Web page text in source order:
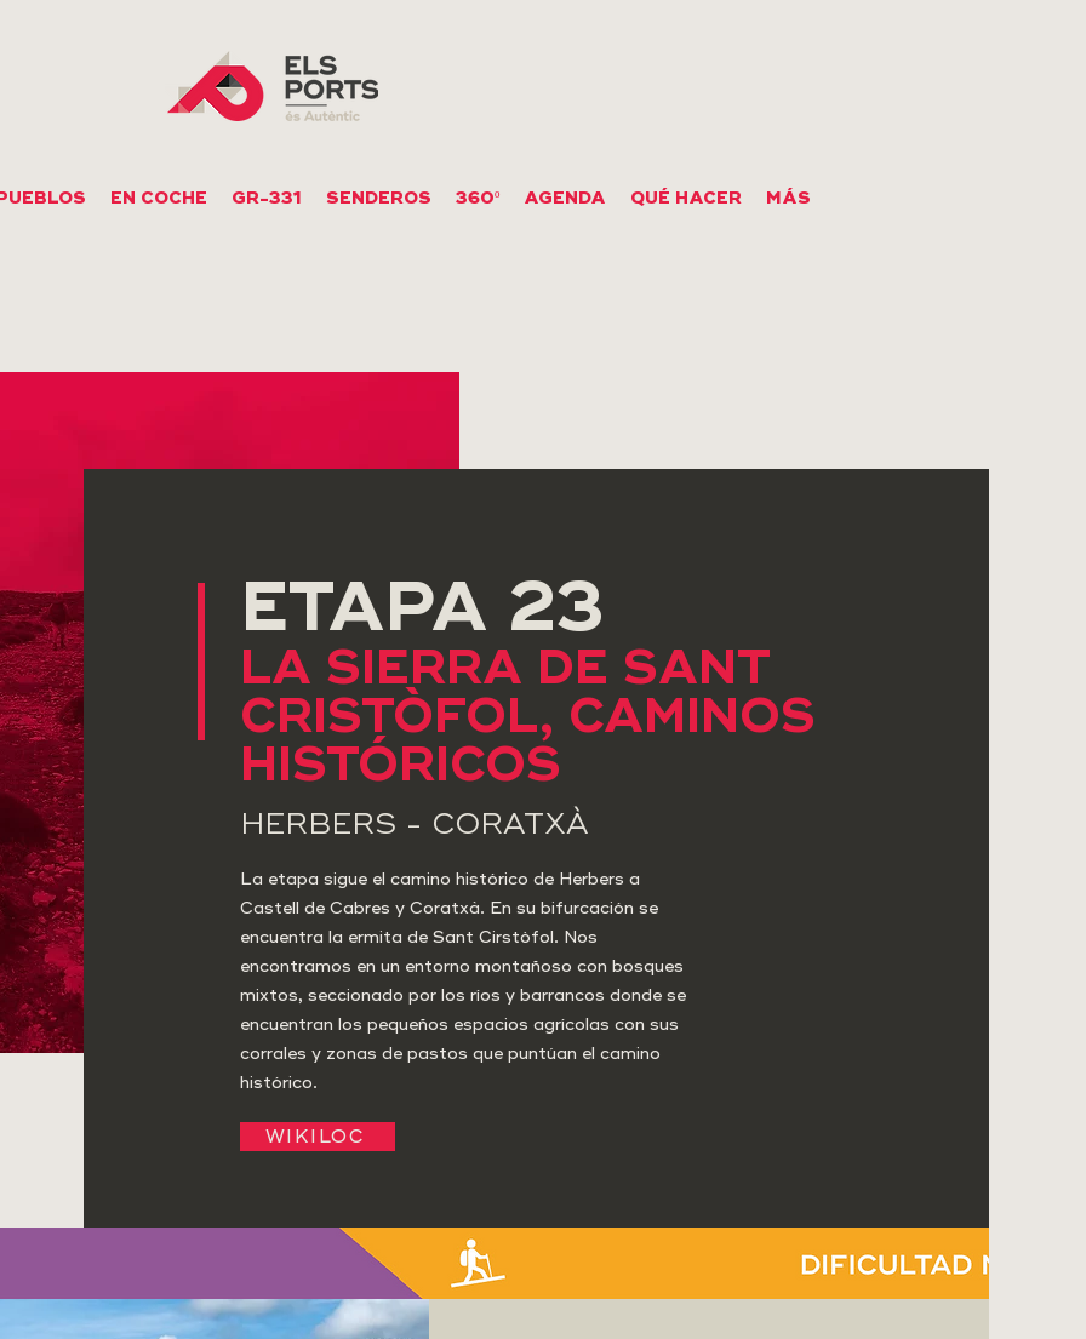
EN COCHE GR-331 SENDEROS 360º AGENDA QUÉ HACER MÁS
ETAPA 23
LA SIERRA DE SANT
CRISTÒFOL, CAMINOS
HISTÓRICOS
HERBERS - CORATXÀ
La etapa sigue el camino histórico de Herbers a
Castell de Cabres y Coratxà. En su bifurcación se
encuentra la ermita de Sant Cirstòfol. Nos
encontramos en un entorno montañoso con bosques
mixtos, seccionado por los ríos y barrancos donde se
encuentran los pequeños espacios agrícolas con sus
corrales y zonas de pastos que puntúan el camino
histórico.
WIKILOC